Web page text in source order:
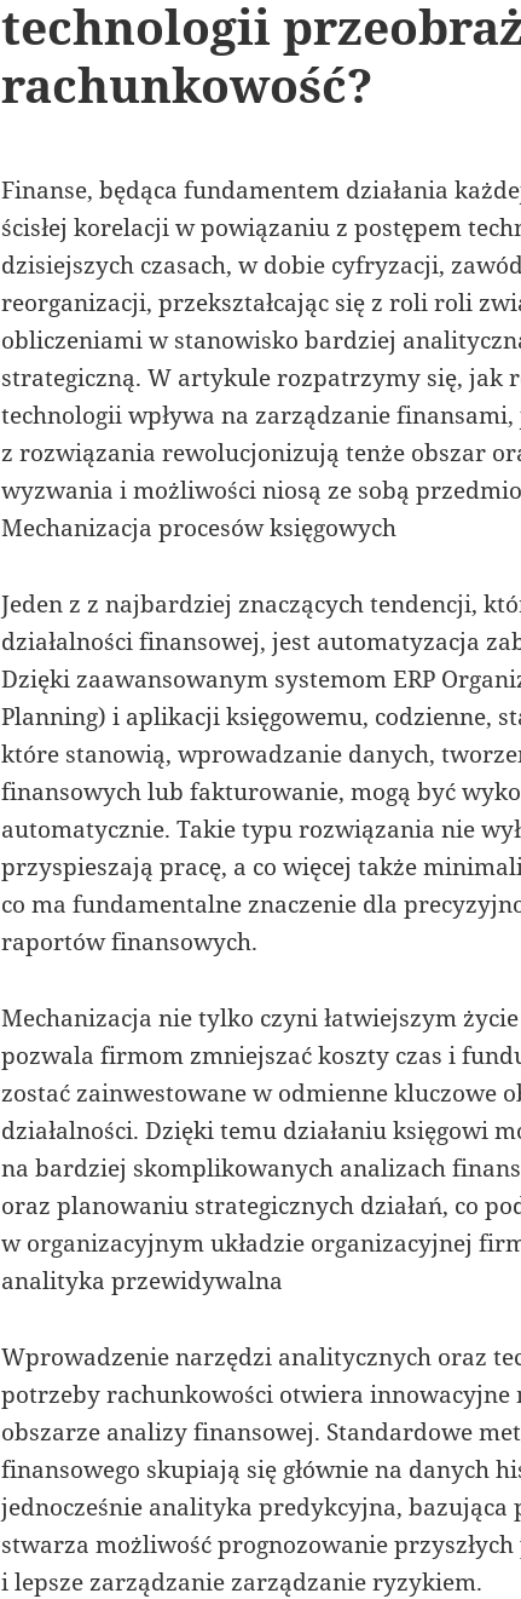
technologii
rachunkowość?
Finanse, będąca fundamentem działania
ścisłej korelacji w powiązaniu z postępem
dzisiejszych czasach, w dobie cyfryzacji,
reorganizacji, przekształcając się z roli roli
obliczeniami w stanowisko bardziej
strategiczną. W artykule rozpatrzymy się, jak
technologii wpływa na zarządzanie
z rozwiązania rewolucjonizują tenże obszar
wyzwania i możliwości niosą ze sobą
Mechanizacja procesów księgowych
Jeden z z najbardziej znaczących tendencji,
działalności finansowej, jest automatyzacja
Dzięki zaawansowanym systemom ERP
Planning) i aplikacji księgowemu, codzienne,
które stanowią, wprowadzanie danych,
finansowych lub fakturowanie, mogą być
automatycznie. Takie typu rozwiązania nie
przyspieszają pracę, a co więcej także
co ma fundamentalne znaczenie dla
raportów finansowych.
Mechanizacja nie tylko czyni łatwiejszym
pozwala firmom zmniejszać koszty czas i
zostać zainwestowane w odmienne kluczowe
działalności. Dzięki temu działaniu księgowi
na bardziej skomplikowanych analizach
oraz planowaniu strategicznych działań, co
w organizacyjnym układzie organizacyjnej
analityka przewidywalna
Wprowadzenie narzędzi analitycznych oraz
potrzeby rachunkowości otwiera innowacyjne
obszarze analizy finansowej. Standardowe
finansowego skupiają się głównie na danych
jednocześnie analityka predykcyjna, bazująca
stwarza możliwość prognozowanie
i lepsze zarządzanie zarządzanie ryzykiem.